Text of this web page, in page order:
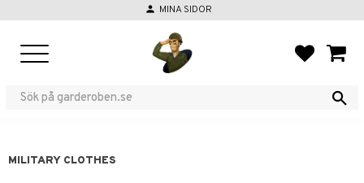
person MINA SIDOR
MILITARY CLOTHES